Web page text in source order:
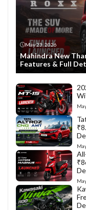
May 23, 2026
Mahindra New
Features & Full